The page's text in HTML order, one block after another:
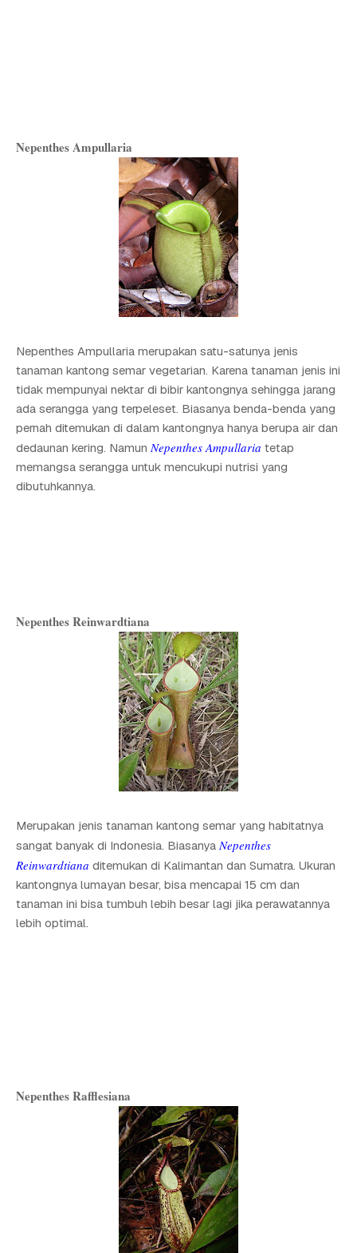
Nepenthes Ampullaria
Nepenthes Ampullaria merupakan satu-satunya jenis
tanaman kantong semar vegetarian. Karena tanaman jenis ini
tidak mempunyai nektar di bibir kantongnya sehingga jarang
ada serangga yang terpeleset. Biasanya benda-benda yang
pernah ditemukan di dalam kantongnya hanya berupa air dan
dedaunan kering. NamunNepenthes Ampullaria tetap
memangsa serangga untuk mencukupi nutrisi yang
dibutuhkannya.
Nepenthes Reinwardtiana
Merupakan jenis tanaman kantong semar yang habitatnya
sangat banyak di Indonesia. BiasanyaNepenthes
Reinwardtiana ditemukan di Kalimantan dan Sumatra. Ukuran
kantongnya lumayan besar, bisa mencapai 15 cm dan
tanaman ini bisa tumbuh lebih besar lagi jika perawatannya
lebih optimal.
Nepenthes Rafflesiana